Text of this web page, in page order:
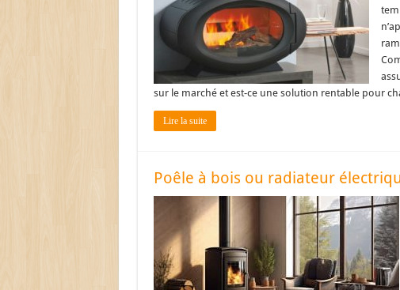
sur le marché et est-ce une solution rentable pour
Lire la suite
Poêle à bois ou radiateur